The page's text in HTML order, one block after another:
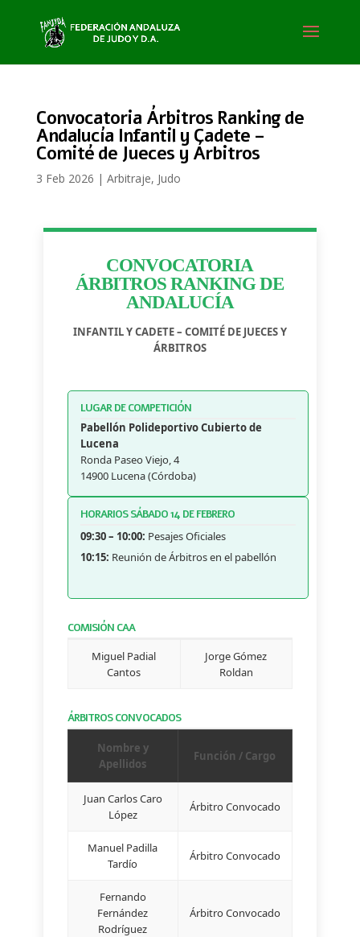
Convocatoria Árbitros Ranking de
Andalucía Infantil y Cadete –
Comité de Jueces y Árbitros
3 Feb 2026 | Arbitraje, Judo
CONVOCATORIA
ÁRBITROS RANKING DE
ANDALUCÍA
INFANTIL Y CADETE – COMITÉ DE JUECES Y
ÁRBITROS
LUGAR DE COMPETICIÓN
Pabellón Polideportivo Cubierto de
Lucena
Ronda Paseo Viejo, 4
14900 Lucena (Córdoba)
HORARIOS SÁBADO 14 DE FEBRERO
09:30 – 10:00: Pesajes Oficiales
10:15: Reunión de Árbitros en el pabellón
COMISIÓN CAA
Miguel Padial
Cantos
Jorge Gómez
Roldan
ÁRBITROS CONVOCADOS
Nombre y
Apellidos
Función / Cargo
Juan Carlos Caro
López
Árbitro Convocado
Manuel Padilla
Tardío
Árbitro Convocado
Fernando
Fernández
Rodríguez
Árbitro Convocado